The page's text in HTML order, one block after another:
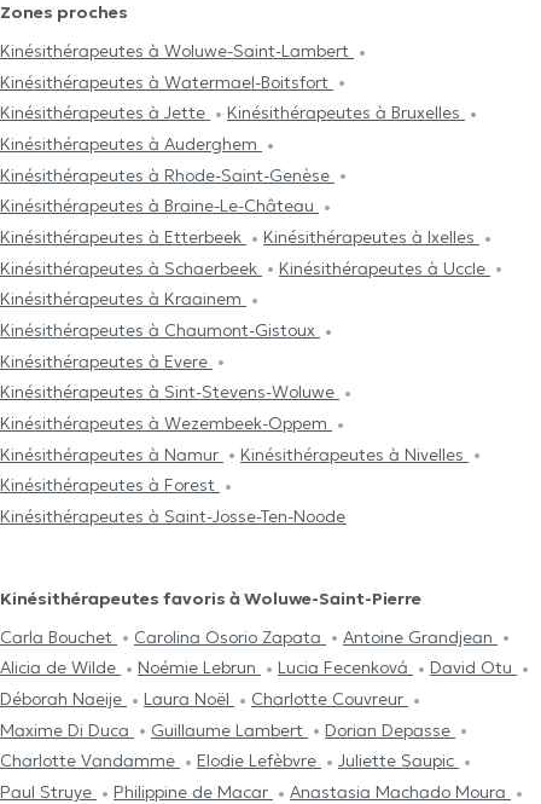
Zones proches
Kinésithérapeutes à Woluwe-Saint-Lambert
Kinésithérapeutes à Watermael-Boitsfort
Kinésithérapeutes à Jette
Kinésithérapeutes à Bruxelles
Kinésithérapeutes à Auderghem
Kinésithérapeutes à Rhode-Saint-Genèse
Kinésithérapeutes à Braine-Le-Château
Kinésithérapeutes à Etterbeek
Kinésithérapeutes à Ixelles
Kinésithérapeutes à Schaerbeek
Kinésithérapeutes à Uccle
Kinésithérapeutes à Kraainem
Kinésithérapeutes à Chaumont-Gistoux
Kinésithérapeutes à Evere
Kinésithérapeutes à Sint-Stevens-Woluwe
Kinésithérapeutes à Wezembeek-Oppem
Kinésithérapeutes à Namur
Kinésithérapeutes à Nivelles
Kinésithérapeutes à Forest
Kinésithérapeutes à Saint-Josse-Ten-Noode
Kinésithérapeutes favoris à Woluwe-Saint-Pierre
Carla Bouchet
Carolina Osorio Zapata
Antoine Grandjean
Alicia de Wilde
Noémie Lebrun Lucia Fecenková
David Otu
Déborah Naeije
Laura Noël
Charlotte Couvreur
Maxime Di Duca
Guillaume Lambert
Dorian Depasse
Charlotte Vandamme
Elodie Lefèbvre
Juliette Saupic
Paul Struye
Philippine de Macar
Anastasia Machado Moura